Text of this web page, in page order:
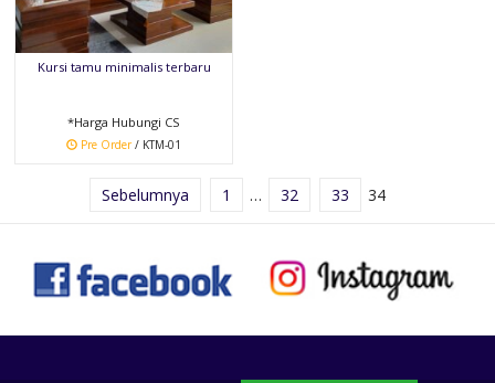
Kursi tamu minimalis terbaru
*Harga Hubungi CS
Pre Order/ KTM-01
Sebelumnya 1 … 32 33 34